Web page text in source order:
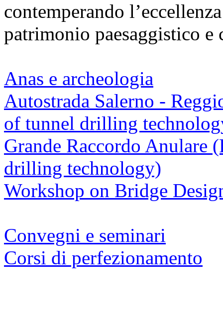
contemperando
patrimonio paesaggistico e
Anas e archeologia
Autostrada Salerno -
of tunnel drilling
Grande Raccordo Anulare
drilling technology)
Workshop on Bridge
Convegni e seminari
Corsi di perfezionamento